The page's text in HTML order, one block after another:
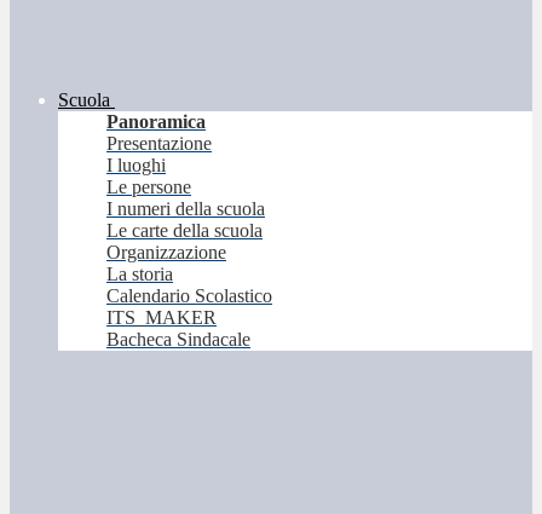
Scuola
Panoramica
Presentazione
I luoghi
Le persone
I numeri della scuola
Le carte della scuola
Organizzazione
La storia
Calendario Scolastico
ITS_MAKER
Bacheca Sindacale